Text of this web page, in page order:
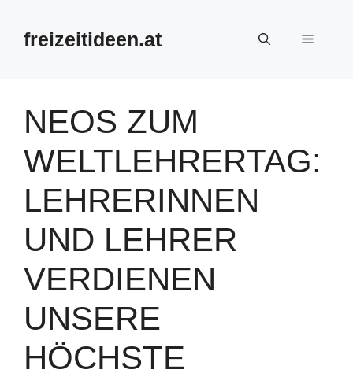
Inhalt
springenfreizeitideen.at Menü
NEOS ZUM
WELTLEHRERTAG:
LEHRERINNEN
UND LEHRER
VERDIENEN
UNSERE
HÖCHSTE